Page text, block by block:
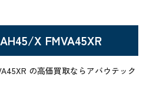
X FMVA45XR
の高価買取ならアバウテック